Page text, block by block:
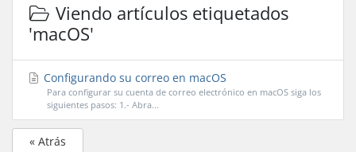
Viendo artículos etiquetados
'macOS'
Configurando su correo en macOS
Para configurar su cuenta de correo electrónico en macOS siga los
siguientes pasos: 1.- Abra...
« Atrás